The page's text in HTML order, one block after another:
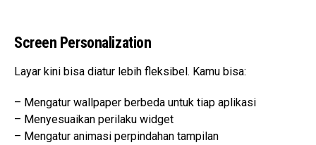
Screen Personalization
Layar kini bisa diatur lebih fleksibel. Kamu bisa:
– Mengatur wallpaper berbeda untuk tiap aplikasi
– Menyesuaikan perilaku widget
– Mengatur animasi perpindahan tampilan